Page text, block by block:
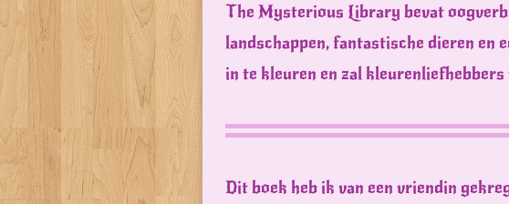
The Mysterious Library bevat
landschappen, fantastische dieren en
in te kleuren en zal
Dit boek heb ik van een vriendin